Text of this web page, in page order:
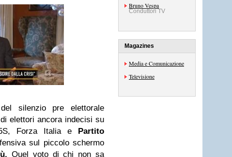
silenzio pre elettorale
elettori ancora indecisi su
Forza Italia e Partito
sul piccolo schermo
Quel voto di chi non sa
Bruno Vespa
Conduttori TV
Magazines
Media e Comunicazione
Televisione